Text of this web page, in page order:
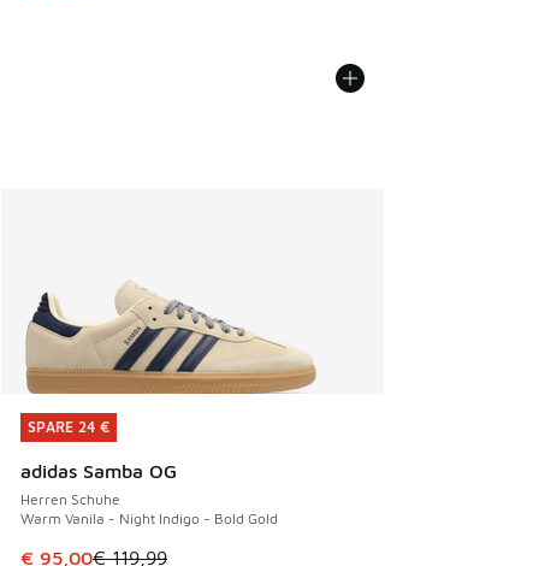
SPARE 24 €
adidas Samba OG
Herren Schuhe
Warm Vanila - Night Indigo - Bold Gold
Dieser Artikel ist im Sale. Der Preis ist von € 119,99 auf €
€ 95,00€ 119,99
SPARE 24 €